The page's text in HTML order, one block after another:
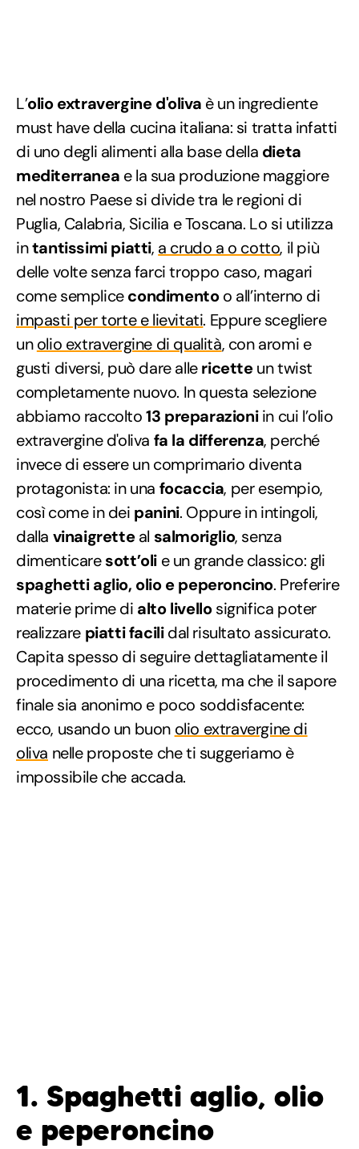
L’olio extravergine d'oliva è un ingrediente
must have della cucina italiana: si tratta infatti
di uno degli alimenti alla base della dieta
mediterranea e la sua produzione maggiore
nel nostro Paese si divide tra le regioni di
Puglia, Calabria, Sicilia e Toscana. Lo si utilizza
intantissimi piatti, a crudo a o cotto, il più
delle volte senza farci troppo caso, magari
come semplicecondimentoo all’interno di
impasti per torte e lievitati. Eppure scegliere
unolio extravergine di qualità, con aromi e
gusti diversi, può dare allericetteun twist
completamente nuovo. In questa selezione
abbiamo raccolto13 preparazioniin cui l’olio
extravergine d'oliva fa la differenza, perché
invece di essere un comprimario diventa
protagonista: in una focaccia, per esempio,
così come in dei panini. Oppure in intingoli,
dalla vinaigretteal salmoriglio, senza
dimenticaresott’oli e un grande classico: gli
spaghetti aglio, olio e peperoncino. Preferire
materie prime di alto livellosignifica poter
realizzare piatti facilidal risultato assicurato.
Capita spesso di seguire dettagliatamente il
procedimento di una ricetta, ma che il sapore
finale sia anonimo e poco soddisfacente:
ecco, usando un buon olio extravergine di
oliva nelle proposte che ti suggeriamo è
impossibile che accada.
1. Spaghetti aglio, olio
e peperoncino